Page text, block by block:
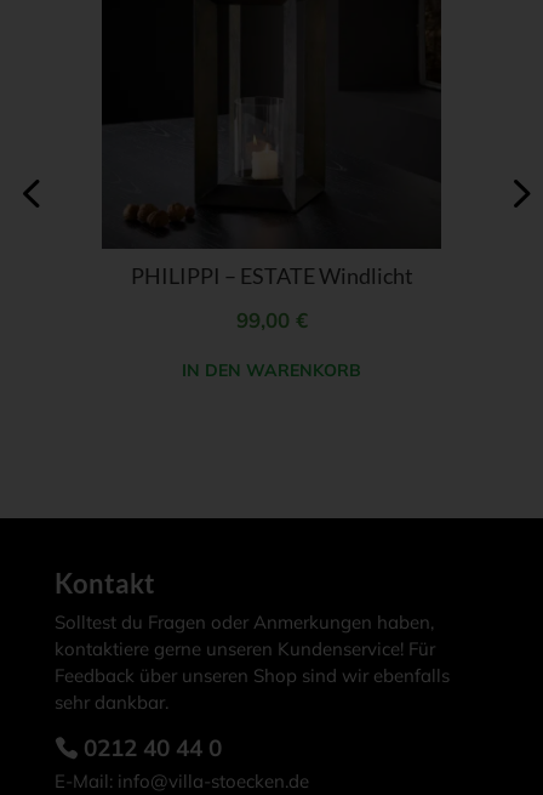
PHILIPPI – ESTATE Windlicht
99,00 €
IN DEN WARENKORB
Kontakt
Solltest du Fragen oder Anmerkungen haben,
kontaktiere gerne unseren Kundenservice! Für
Feedback über unseren Shop sind wir ebenfalls
sehr dankbar.
0212 40 44 0
E-Mail: info@villa-stoecken.de